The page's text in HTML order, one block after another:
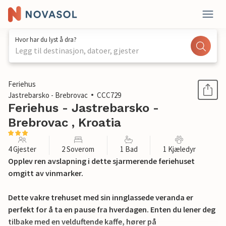
Hvor har du lyst å dra?
Legg til destinasjon, datoer, gjester
1 / 16
Feriehus
Jastrebarsko - Brebrovac
CCC729
Feriehus - Jastrebarsko -
Brebrovac , Kroatia
4 Gjester 2 Soverom 1 Bad 1 Kjæledyr
Opplev ren avslapning i dette sjarmerende feriehuset
omgitt av vinmarker.
Dette vakre trehuset med sin innglassede veranda er
perfekt for å ta en pause fra hverdagen. Enten du lener deg
tilbake med en velduftende kaffe, hører på